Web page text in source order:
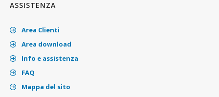
ASSISTENZA
Area Clienti
Area download
Info e assistenza
FAQ
Mappa del sito